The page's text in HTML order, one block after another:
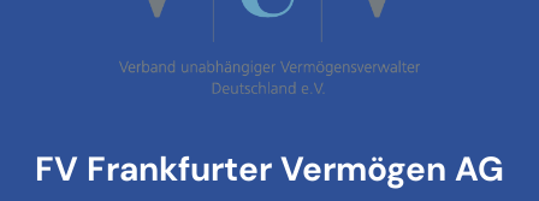
FV Frankfurter Vermögen AG